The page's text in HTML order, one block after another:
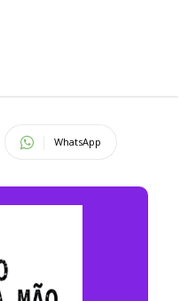
WhatsApp